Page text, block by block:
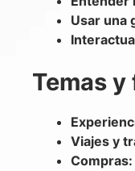
Usar una
Temas
Viajes y
Compras: